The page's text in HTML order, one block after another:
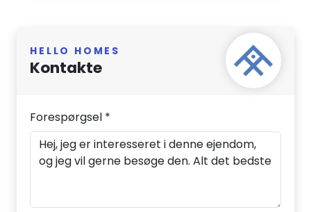
HELLO HOMES
Kontakte
Forespørgsel *